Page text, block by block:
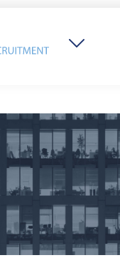
Weitere